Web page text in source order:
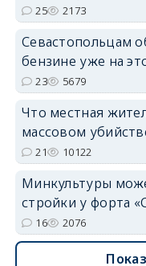
25 2173
Севастопольцам
бензине уже на
23 5679
Что местная
массовом
21 10122
Минкультуры
стройки у форта
16 2076